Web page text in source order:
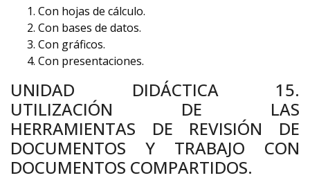
Con hojas de cálculo.
Con bases de datos.
Con gráficos.
Con presentaciones.
UNIDAD DIDÁCTICA 15.
UTILIZACIÓN DE LAS
HERRAMIENTAS DE REVISIÓN DE
DOCUMENTOS Y TRABAJO CON
DOCUMENTOS COMPARTIDOS.